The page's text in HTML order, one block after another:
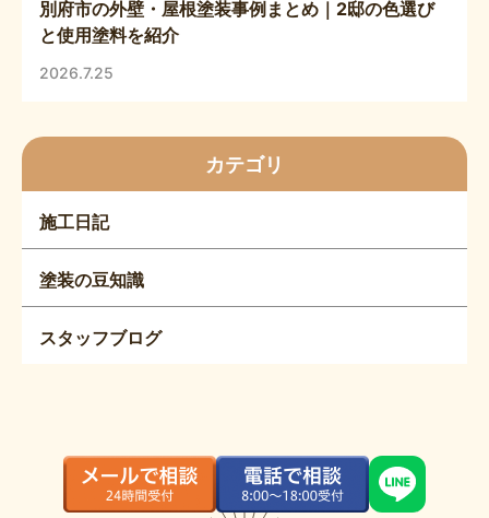
別府市の外壁・屋根塗装事例まとめ｜2邸の色選び
と使用塗料を紹介
2026.7.25
カテゴリ
施工日記
塗装の豆知識
スタッフブログ